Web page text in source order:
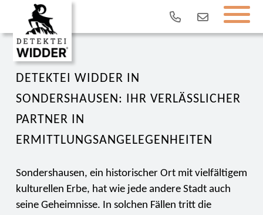
DETEKTEI WIDDER IN
SONDERSHAUSEN: IHR VERLÄSSLICHER
PARTNER IN
ERMITTLUNGSANGELEGENHEITEN
Sondershausen, ein historischer Ort mit vielfältigem
kulturellen Erbe, hat wie jede andere Stadt auch
seine Geheimnisse. In solchen Fällen tritt die